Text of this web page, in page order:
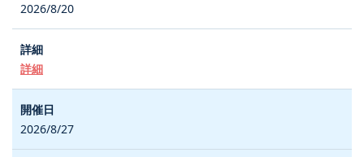
2026/8/20
詳細
2026/8/27